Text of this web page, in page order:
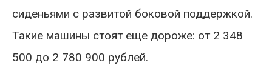
сиденьями с развитой боковой поддержкой.
Такие машины стоят еще дороже: от 2 348
500 до 2 780 900 рублей.